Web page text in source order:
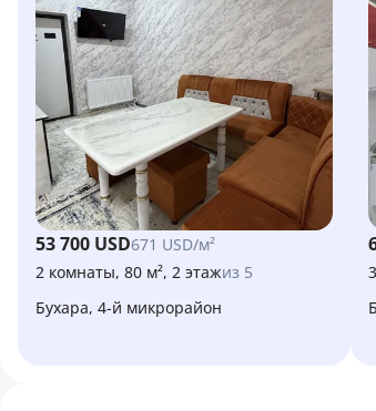
53 700 USD671 USD/м²
2 комнаты, 80 м², 2 этажиз 5
Бухара, 4-й микрорайон